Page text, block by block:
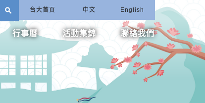
台大首頁
search 中文 English
行事曆 活動集錦 聯絡我們